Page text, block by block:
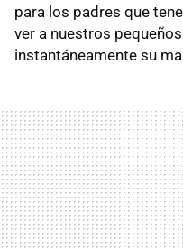
para los padres que
ver a nuestros
instantáneamente su